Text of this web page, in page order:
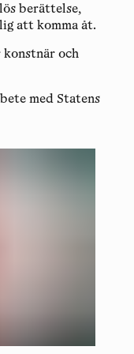
berättelse,
att komma åt.
konstnär och
med Statens